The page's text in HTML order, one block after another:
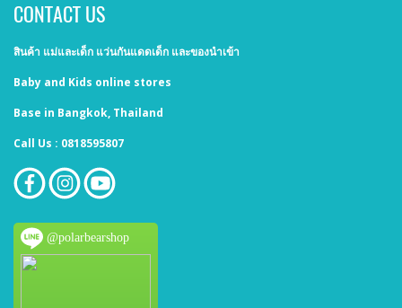
CONTACT US
สินค้า แม่และเด็ก แว่นกันแดดเด็ก และของนำเข้า
Baby and Kids online stores
Base in Bangkok, Thailand
Call Us : 0818595807
@polarbearshop